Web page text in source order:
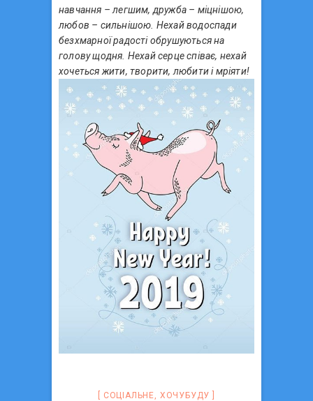
навчання – легшим, дружба – міцнішою,
любов – сильнішою. Нехай водоспади
безхмарної радості обрушуються на
голову щодня. Нехай серце співає, нехай
хочеться жити, творити, любити і мріяти!
СОЦIАЛЬНЕ ХОЧУБУДУ